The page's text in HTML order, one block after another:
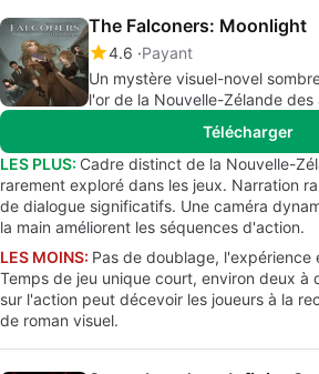
The Falconers: Moonlight
4.6 Payant
Un mystère visuel-novel
l'or de la Nouvelle-Zélande des
Télécharger
LES PLUS: Cadre distinct de la Nouvelle-
rarement exploré dans les jeux. Narration
de dialogue significatifs. Une caméra
la main améliorent les séquences d'action.
LES MOINS: Pas de doublage, l'expérience
Temps de jeu unique court, environ deux à
sur l'action peut décevoir les joueurs à la
de roman visuel.